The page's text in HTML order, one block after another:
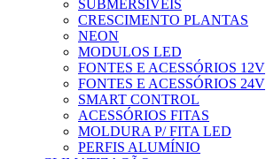
SUBMERSÍVEIS
CRESCIMENTO PLANTAS
NEON
MODULOS LED
FONTES E ACESSÓRIOS 12V
FONTES E ACESSÓRIOS 24V
SMART CONTROL
ACESSÓRIOS FITAS
MOLDURA P/ FITA LED
PERFIS ALUMÍNIO